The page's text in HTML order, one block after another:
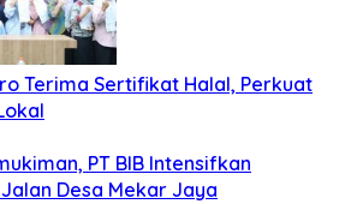
Terima Sertifikat Halal, Perkuat
PT BIB Intensifkan
Desa Mekar Jaya